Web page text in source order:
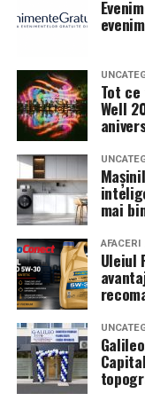
protecție
Aceste
pentru motoarele
Ce înseamnă 5W30?
5W30 reprezintă
Prima valoare
scăzute.
Avantaje:
circulație
reducerea
Într-o lume în care
importantă ca
amprentei de
ecologice de
resurse naturale, în
de litri de apă
întâmplă în cazul
utilizează sisteme
cantități minime de
De asemenea,
cu tehnologii de
în compost, un
contribuie la
în gropile de gunoi
utilizarea acestora
un pas concret în
Tot
Well
mai
AFACERI
Uleiul